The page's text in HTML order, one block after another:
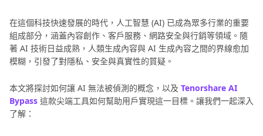
照
片
添
加
字
的
最
AI
調
在這個科技快速發展的時代，人工智慧 (AI) 已成為眾多行業的重要
組成部分，涵蓋內容創作、客戶服務、網路安全與行銷等領域。隨
著 AI 技術日益成熟，人類生成內容與 AI 生成內容之間的界線愈加
模糊，引發了對隱私、安全與真實性的質疑。
本文將探討如何讓 AI 無法被偵測的概念，以及 Tenorshare AI
Bypass 這款尖端工具如何幫助用戶實現這一目標。讓我們一起深入
了解：